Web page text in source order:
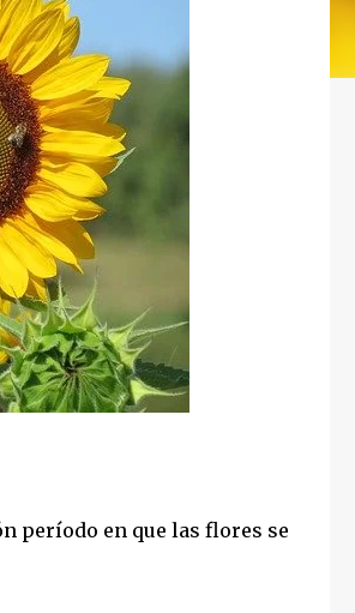
período en que las flores se